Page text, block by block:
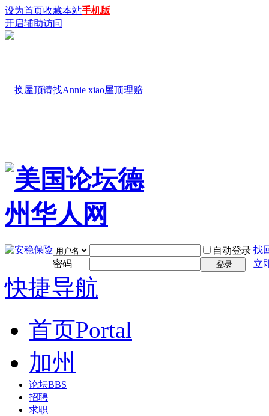
设为首页收藏本站手机版
开启辅助访问
自动登录 找
密码
登录 立
快捷导航
首页Portal
加州
论坛BBS
招聘
求职